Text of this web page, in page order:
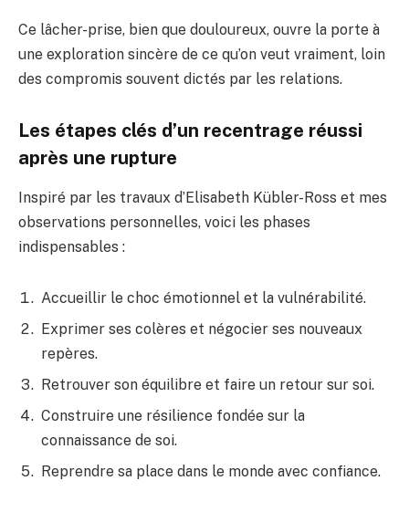
Ce lâcher-prise, bien que douloureux, ouvre la porte à
une exploration sincère de ce qu’on veut vraiment, loin
des compromis souvent dictés par les relations.
Les étapes clés d’un recentrage réussi
après une rupture
Inspiré par les travaux d’Elisabeth Kübler-Ross et mes
observations personnelles, voici les phases
indispensables :
Accueillir le choc émotionnel et la vulnérabilité.
Exprimer ses colères et négocier ses nouveaux
repères.
Retrouver son équilibre et faire un retour sur soi.
Construire une résilience fondée sur la
connaissance de soi.
Reprendre sa place dans le monde avec confiance.